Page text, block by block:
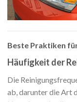
Beste Praktiken
Häufigkeit der
Die
ab, darunter die Art